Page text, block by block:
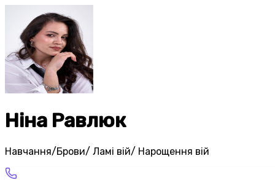
Ніна Равлюк
Навчання/Брови/ Ламі вій/ Нарощення вій